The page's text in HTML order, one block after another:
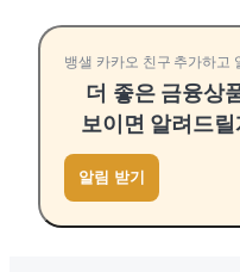
뱅샐 카카오 친구 추가하고
더 좋은 금융상
보이면 알려드릴
알림 받기